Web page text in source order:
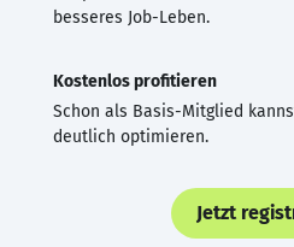
besseres Job-Leben.
Kostenlos profitieren
Schon als Basis-Mitglied
deutlich optimieren.
Jetzt